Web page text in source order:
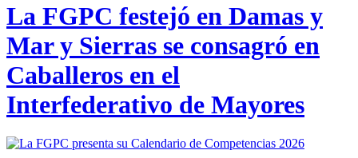
La FGPC festejó en Damas y
Mar y Sierras se consagró en
Caballeros en el
Interfederativo de Mayores